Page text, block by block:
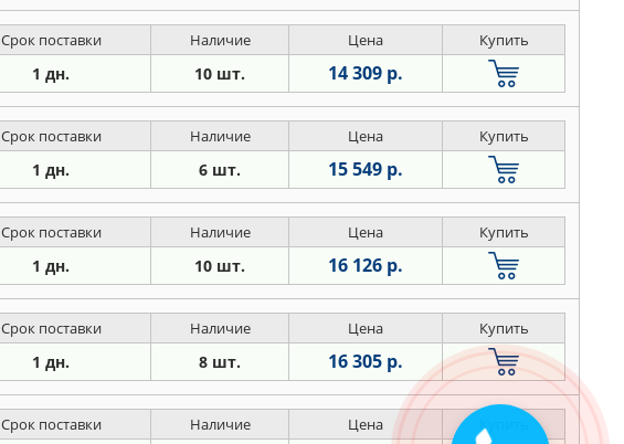
Срок поставки Наличие Цена Купить
1 дн. 10 шт. 14 309 р.
Срок поставки Наличие Цена Купить
1 дн. 6 шт. 15 549 р.
Срок поставки Наличие Цена Купить
1 дн. 10 шт. 16 126 р.
Срок поставки Наличие Цена Купить
1 дн. 8 шт. 16 305 р.
Срок поставки Наличие Цена Купить